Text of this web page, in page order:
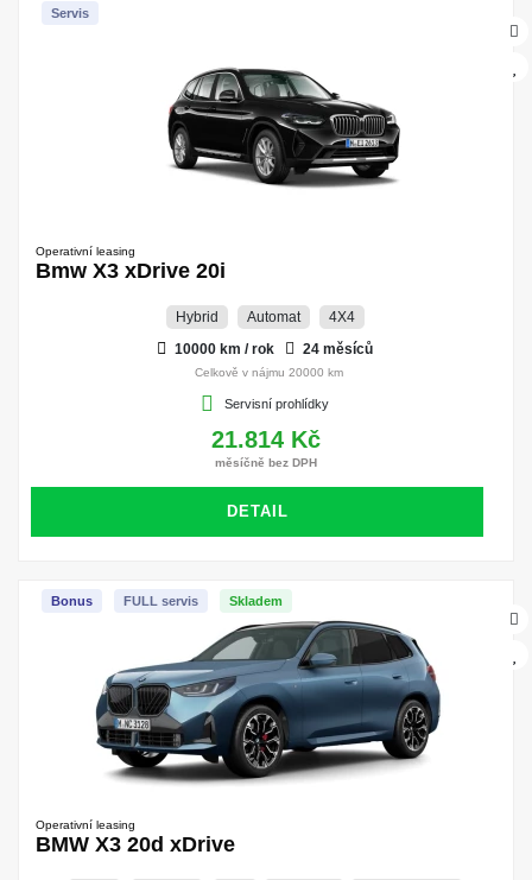
Servis
Operativní leasing
Bmw X3 xDrive 20i
Hybrid Automat
4X4
10000 km / rok
24 měsíců
Celkově v nájmu 20000 km
Servisní prohlídky
21.814 Kč
měsíčně bez DPH
DETAIL
Skladem
FULL servis
Bonus
Operativní leasing
BMW X3 20d xDrive